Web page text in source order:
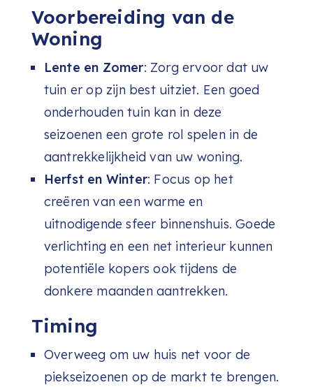
Voorbereiding van de
Woning
Lente en Zomer: Zorg ervoor dat uw
tuin er op zijn best uitziet. Een goed
onderhouden tuin kan in deze
seizoenen een grote rol spelen in de
aantrekkelijkheid van uw woning.
Herfst en Winter: Focus op het
creëren van een warme en
uitnodigende sfeer binnenshuis. Goede
verlichting en een net interieur kunnen
potentiële kopers ook tijdens de
donkere maanden aantrekken.
Timing
Overweeg om uw huis net voor de
piekseizoenen op de markt te brengen.